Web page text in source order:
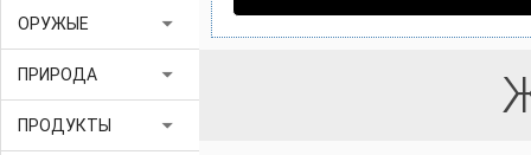
ОРУЖЫЕ arrow_drop_down
ПРИРОДА arrow_drop_down
ПРОДУКТЫ arrow_drop_down